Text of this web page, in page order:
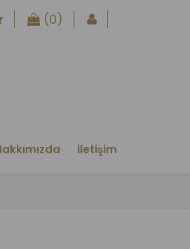
(0)
İletişim